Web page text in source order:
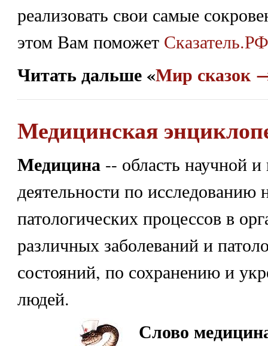
реализовать свои самые
этом Вам поможет Сказатель.РФ
Читать дальше «Мир сказок
Медицинская
Медицина -- область научной и
деятельности по
патологических процессов в
различных заболеваний и
состояний, по сохранению и
людей.
Слово